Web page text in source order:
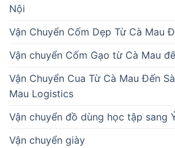
Nội
Vận Chuyển Cốm Dẹp Từ Cà Mau
Vận chuyển Cốm Gạo từ Cà Mau
Vận Chuyển Cua Từ Cà Mau Đến
Mau Logistics
Vận chuyển đồ dùng học tập sang
Vận chuyển giày